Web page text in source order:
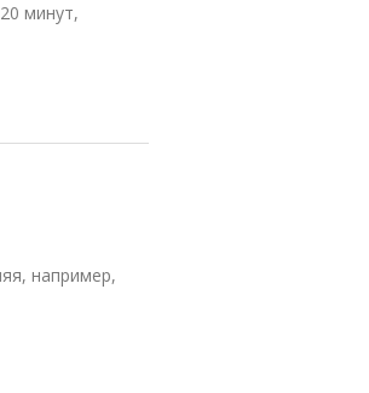
минут,
например,